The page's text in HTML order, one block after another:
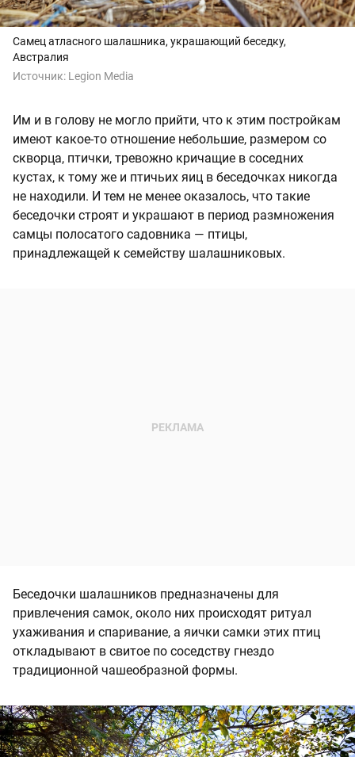
Самец атласного шалашника, украшающий беседку,
Австралия
Источник: Legion Media
Им и в голову не могло прийти, что к этим постройкам
имеют какое-то отношение небольшие, размером со
скворца, птички, тревожно кричащие в соседних
кустах, к тому же и птичьих яиц в беседочках никогда
не находили. И тем не менее оказалось, что такие
беседочки строят и украшают в период размножения
самцы полосатого садовника — птицы,
принадлежащей к семейству шалашниковых.
Беседочки шалашников предназначены для
привлечения самок, около них происходят ритуал
ухаживания и спаривание, а яички самки этих птиц
откладывают в свитое по соседству гнездо
традиционной чашеобразной формы.